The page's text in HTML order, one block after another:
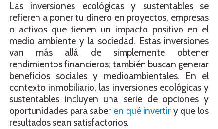
Las inversiones ecológicas y sustentables se
refieren a poner tu dinero en proyectos, empresas
o activos que tienen un impacto positivo en el
medio ambiente y la sociedad. Estas inversiones
van más allá de simplemente obtener
rendimientos financieros; también buscan generar
beneficios sociales y medioambientales. En el
contexto inmobiliario, las inversiones ecológicas y
sustentables incluyen una serie de opciones y
oportunidades para saber en qué invertir y que los
resultados sean satisfactorios.